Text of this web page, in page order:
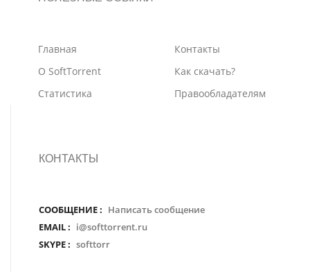
Главная
О SoftTorrent
Статистика
Контакты
Как скачать?
Правообладателям
КОНТАКТЫ
СООБЩЕНИЕ : Написать сообщение
EMAIL : i@softtorrent.ru
SKYPE : softtorr